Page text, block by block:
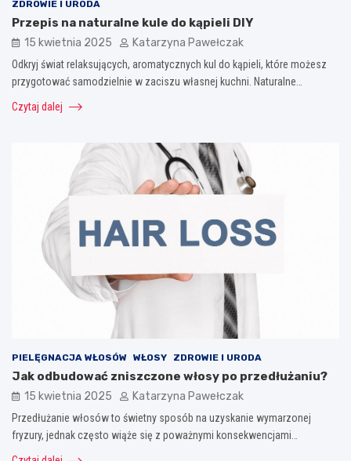
ZDROWIE I URODA
Przepis na naturalne kule do kąpieli DIY
15 kwietnia 2025 Katarzyna Pawełczak
Odkryj świat relaksujących, aromatycznych kul do kąpieli, które możesz
przygotować samodzielnie w zaciszu własnej kuchni. Naturalne…
Czytaj dalej
PIELĘGNACJA WŁOSÓW WŁOSY ZDROWIE I URODA
Jak odbudować zniszczone włosy po przedłużaniu?
15 kwietnia 2025 Katarzyna Pawełczak
Przedłużanie włosów to świetny sposób na uzyskanie wymarzonej
fryzury, jednak często wiąże się z poważnymi konsekwencjami…